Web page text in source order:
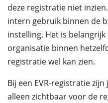
deze registratie niet
intern gebruik binnen de
instelling. Het is
organisatie binnen
registratie wel kan zien.
Bij een EVR-registratie
alleen zichtbaar voor de